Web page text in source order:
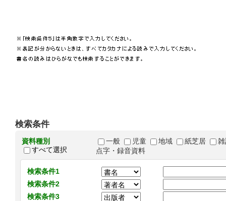
検索条件
資料種別
すべて選択
一般 児童 地域 紙芝居
点字・録音資料
検索条件1
検索条件2
検索条件3